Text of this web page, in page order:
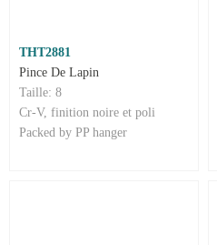
THT2881
Pince De Lapin
Taille: 8
Cr-V, finition noire et poli
Packed by PP hanger